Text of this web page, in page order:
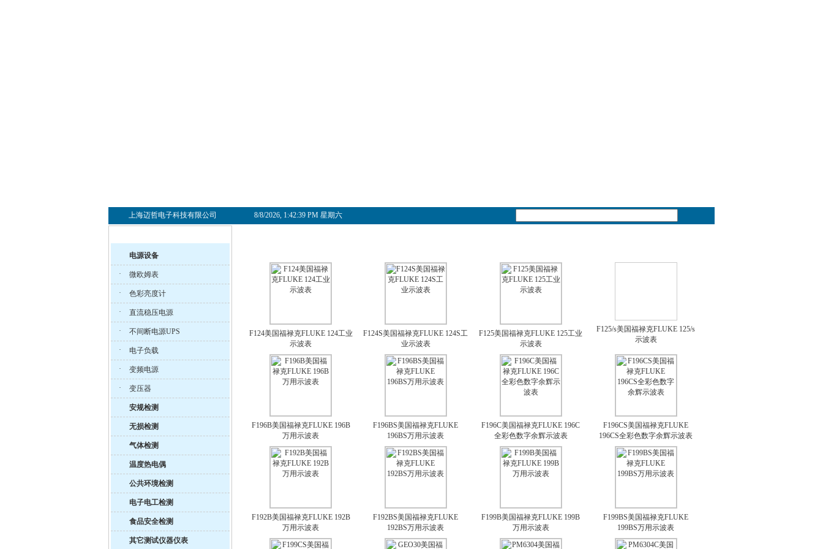
上海迈哲电子科技有限公司 8/8/2026, 1:42:39 PM 星期六
电源设备
· 微欧姆表
· 色彩亮度计
· 直流稳压电源
· 不间断电源UPS
· 电子负载
· 变频电源
· 变压器
安规检测
无损检测
气体检测
温度热电偶
公共环境检测
电子电工检测
食品安全检测
其它测试仪器仪表
F124美国福禄克FLUKE 124工业
示波表
F124S美国福禄克FLUKE 124S工
业示波表
F125美国福禄克FLUKE 125工业
示波表
F125/s美国福禄克FLUKE 125/s
示波表
F196B美国福禄克FLUKE 196B
万用示波表
F196BS美国福禄克FLUKE
196BS万用示波表
F196C美国福禄克FLUKE 196C
全彩色数字余辉示波表
F196CS美国福禄克FLUKE
196CS全彩色数字余辉示波表
F192B美国福禄克FLUKE 192B
万用示波表
F192BS美国福禄克FLUKE
192BS万用示波表
F199B美国福禄克FLUKE 199B
万用示波表
F199BS美国福禄克FLUKE
199BS万用示波表